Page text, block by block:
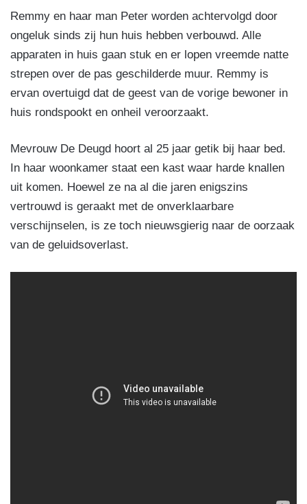
Remmy en haar man Peter worden achtervolgd door
ongeluk sinds zij hun huis hebben verbouwd. Alle
apparaten in huis gaan stuk en er lopen vreemde natte
strepen over de pas geschilderde muur. Remmy is
ervan overtuigd dat de geest van de vorige bewoner in
huis rondspookt en onheil veroorzaakt.
Mevrouw De Deugd hoort al 25 jaar getik bij haar bed.
In haar woonkamer staat een kast waar harde knallen
uit komen. Hoewel ze na al die jaren enigszins
vertrouwd is geraakt met de onverklaarbare
verschijnselen, is ze toch nieuwsgierig naar de oorzaak
van de geluidsoverlast.